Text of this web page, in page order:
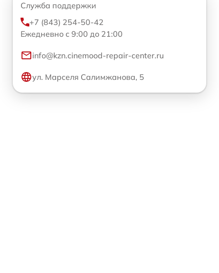
Служба поддержки
+7 (843) 254-50-42
Ежедневно с 9:00 до 21:00
info@kzn.cinemood-repair-center.ru
ул. Марселя Салимжанова, 5